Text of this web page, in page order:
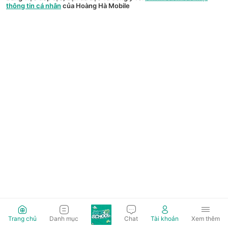
thông tin cá nhân của Hoàng Hà Mobile
Trang chủ Danh mục Chat Tài khoản Xem thêm